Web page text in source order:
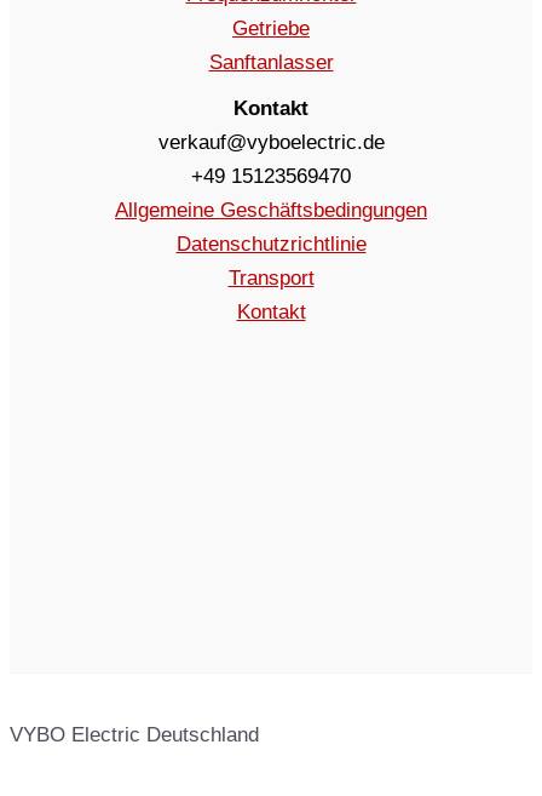
Getriebe
Sanftanlasser
Kontakt
verkauf@vyboelectric.de
+49 15123569470
Allgemeine Geschäftsbedingungen
Datenschutzrichtlinie
Transport
Kontakt
VYBO Electric Deutschland